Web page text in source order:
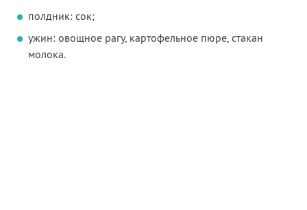
полдник: сок;
ужин: овощное рагу, картофельное пюре, стакан
молока.